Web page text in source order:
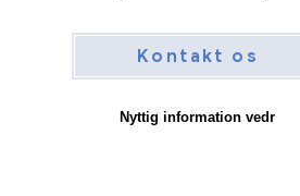
Kontakt os
Nyttig information vedr